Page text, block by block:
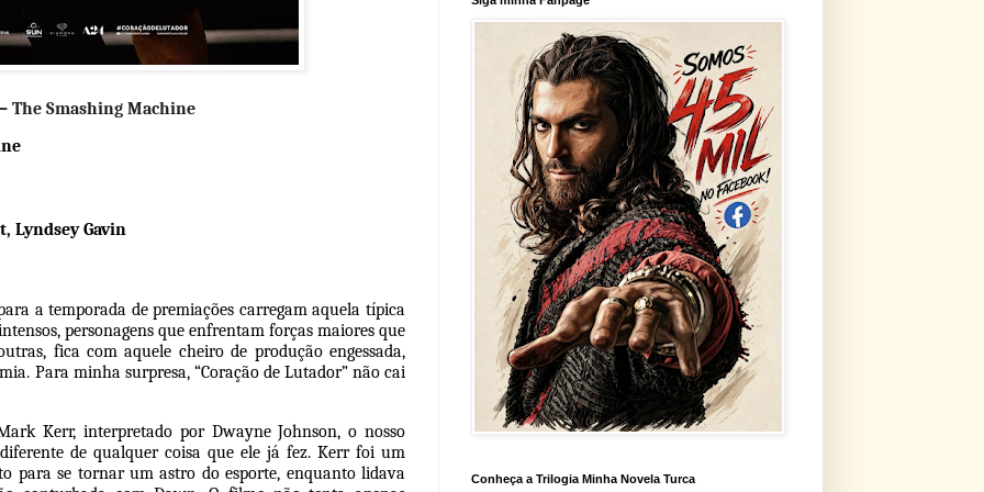
The Smashing Machine
Lyndsey Gavin
a temporada de premiações carregam aquela típica
personagens que enfrentam forças maiores que
fica com aquele cheiro de produção engessada,
Para minha surpresa, “Coração de Lutador” não cai
Kerr, interpretado por Dwayne Johnson, o nosso
de qualquer coisa que ele já fez. Kerr foi um
para se tornar um astro do esporte, enquanto lidava
Conheça a Trilogia Minha Novela Turca